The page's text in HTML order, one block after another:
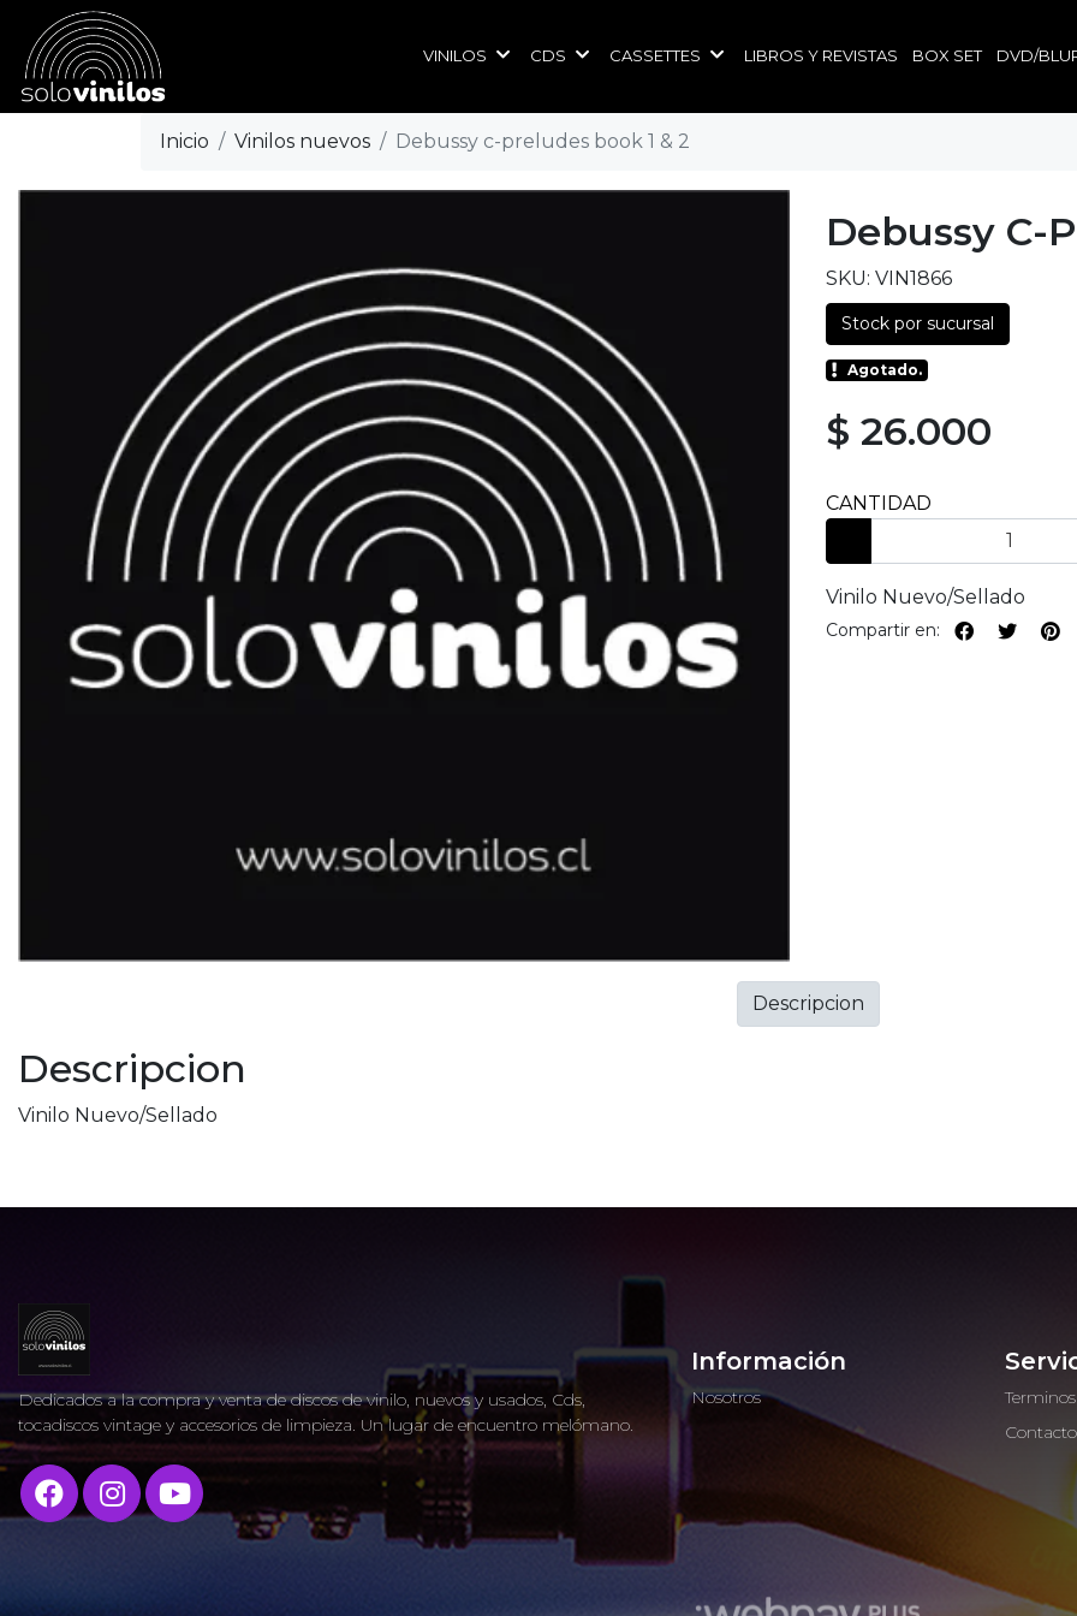
VINILOS CDS CASSETTES LIBROS Y REVISTAS BOX SET DVD/
Inicio Vinilos nuevos Debussy c-preludes book 1 & 2
Debussy C-
SKU: VIN1866
Stock por sucursal
Agotado.
$ 26.000
CANTIDAD
Vinilo Nuevo/Sellado
Compartir en:
Descripcion
Vinilo Nuevo/Sellado
Descripcion
Dedicados a la compra y venta de discos de vinilo, nuevos y usados, Cds,
tocadiscos vintage y accesorios de limpieza. Un lugar de encuentro melómano.
Información
Nosotros
Contacto